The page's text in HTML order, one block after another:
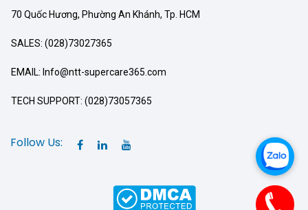
70 Quốc Hương, Phường An Khánh, Tp. HCM
SALES: (028)73027365
EMAIL: Info@ntt-supercare365.com
TECH SUPPORT: (028)73057365
Follow Us: